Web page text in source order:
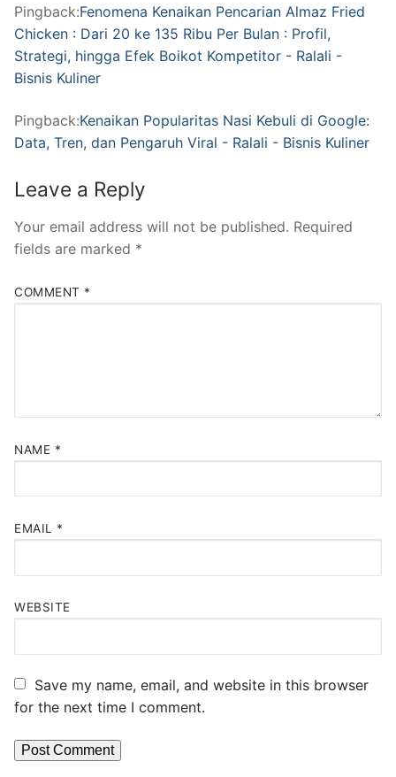
Pingback:Fenomena Kenaikan Pencarian Almaz Fried
Chicken : Dari 20 ke 135 Ribu Per Bulan : Profil,
Strategi, hingga Efek Boikot Kompetitor - Ralali -
Bisnis Kuliner
Pingback:Kenaikan Popularitas Nasi Kebuli di Google:
Data, Tren, dan Pengaruh Viral - Ralali - Bisnis Kuliner
Leave a Reply
Your email address will not be published. Required
fields are marked *
COMMENT *
NAME *
EMAIL *
WEBSITE
Save my name, email, and website in this browser
for the next time I comment.